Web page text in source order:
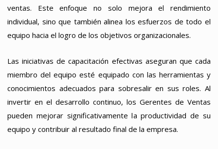
ventas. Este enfoque no solo mejora el rendimiento
individual, sino que también alinea los esfuerzos de todo el
equipo hacia el logro de los objetivos organizacionales.
Las iniciativas de capacitación efectivas aseguran que cada
miembro del equipo esté equipado con las herramientas y
conocimientos adecuados para sobresalir en sus roles. Al
invertir en el desarrollo continuo, los Gerentes de Ventas
pueden mejorar significativamente la productividad de su
equipo y contribuir al resultado final de la empresa.